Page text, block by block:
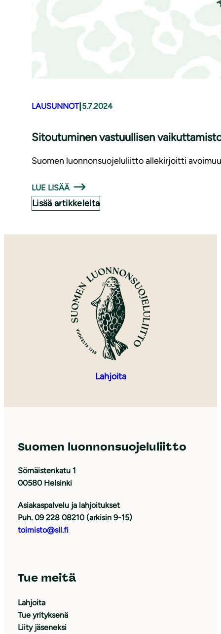
LAUSUNNOT| 5.7.2024
Sitoutuminen vastuullisen
Suomen luonnonsuojeluliitto allekirjoitti
LUE LISÄÄ
Lisää artikkeleita
Lahjoita
Suomen luonnonsuojeluliitto
Sörnäistenkatu 1
00580 Helsinki
Asiakaspalvelu ja lahjoitukset
Puh. 09 228 08210 (arkisin 9-15)
toimisto@sll.fi
Tue meitä
Lahjoita
Tue yrityksenä
Liity jäseneksi